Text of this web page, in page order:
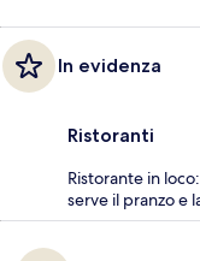
In evidenza
Ristoranti
Ristorante in
serve il pranzo e